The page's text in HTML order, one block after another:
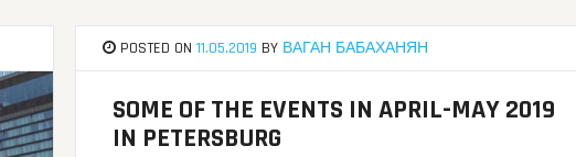
POSTED ON 11.05.2019 BY ВАГАН БАБАХАНЯН
SOME OF THE EVENTS IN APRIL-MAY 2019
IN PETERSBURG